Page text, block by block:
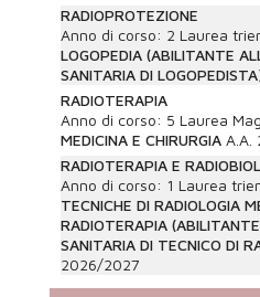
RADIOPROTEZIONE
Anno di corso: 2 Laurea
LOGOPEDIA (ABILITANTE
SANITARIA DI
RADIOTERAPIA
Anno di corso: 5 Laurea
MEDICINA E CHIRURGIA A.A.
RADIOTERAPIA E
Anno di corso: 1 Laurea
TECNICHE DI RADIOLOGIA
RADIOTERAPIA
SANITARIA DI TECNICO DI
2026/2027